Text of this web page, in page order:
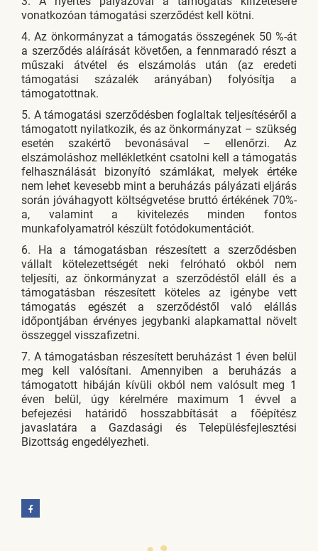
vonatkozóan támogatási szerződést kell kötni.
4. Az önkormányzat a támogatás összegének 50 %-át
a szerződés aláírását követően, a fennmaradó részt a
műszaki átvétel és elszámolás után (az eredeti
támogatási százalék arányában) folyósítja a
támogatottnak.
5. A támogatási szerződésben foglaltak teljesítéséről a
támogatott nyilatkozik, és az önkormányzat – szükség
esetén szakértő bevonásával – ellenőrzi. Az
elszámoláshoz mellékletként csatolni kell a támogatás
felhasználását bizonyító számlákat, melyek értéke
nem lehet kevesebb mint a beruházás pályázati eljárás
során jóváhagyott költségvetése bruttó értékének 70%-
a, valamint a kivitelezés minden fontos
munkafolyamatról készült fotódokumentációt.
6. Ha a támogatásban részesített a szerződésben
vállalt kötelezettségét neki felróható okból nem
teljesíti, az önkormányzat a szerződéstől eláll és a
támogatásban részesített köteles az igénybe vett
támogatás egészét a szerződéstől való elállás
időpontjában érvényes jegybanki alapkamattal növelt
összeggel visszafizetni.
7. A támogatásban részesített beruházást 1 éven belül
meg kell valósítani. Amennyiben a beruházás a
támogatott hibáján kívüli okból nem valósult meg 1
éven belül, úgy kérelmére maximum 1 évvel a
befejezési határidő hosszabbítását a főépítész
javaslatára a Gazdasági és Településfejlesztési
Bizottság engedélyezheti.